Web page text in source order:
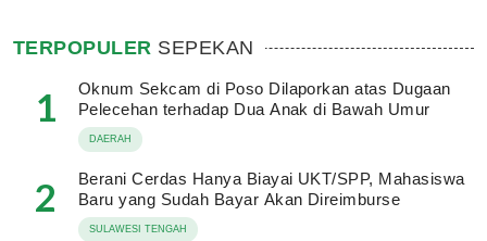
TERPOPULER SEPEKAN
1
Oknum Sekcam di Poso Dilaporkan atas Dugaan
Pelecehan terhadap Dua Anak di Bawah Umur
DAERAH
2
Berani Cerdas Hanya Biayai UKT/SPP, Mahasiswa
Baru yang Sudah Bayar Akan Direimburse
SULAWESI TENGAH